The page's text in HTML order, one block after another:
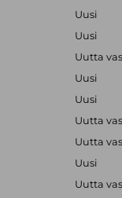
Uusi
Uusi
Uutta
Uusi
Uusi
Uutta
Uutta
Uusi
Uutta